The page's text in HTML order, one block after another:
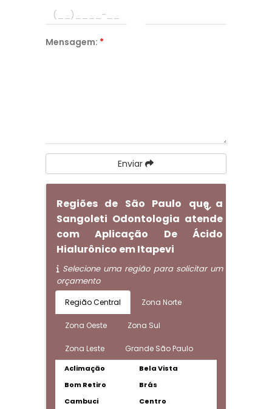
Mensagem: *
Enviar
Regiões de São Paulo que a
Sangoleti Odontologia atende
com Aplicação De Ácido
Hialurônico em Itapevi
Selecione uma região para solicitar um
orçamento
Região Central Zona Norte
Zona Oeste Zona Sul
Zona Leste Grande São Paulo
Aclimação
Bela Vista
Bom Retiro
Brás
Cambuci
Centro